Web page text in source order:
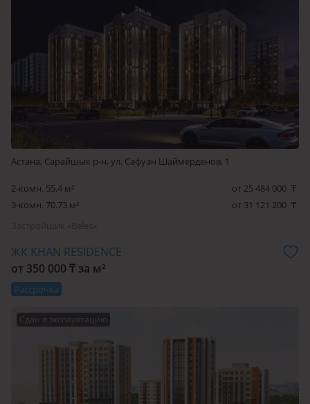
Астана, Сарайшык р-н, ул. Сафуан Шаймерденов, 1
2-комн. 55.4 м² от 25 484 000 ₸
3-комн. 70.73 м²
от 31 121 200 ₸
ЖК KHAN RESIDENCE
от 350 000 ₸ за м²
Рассрочка
Сдан в эксплуатацию